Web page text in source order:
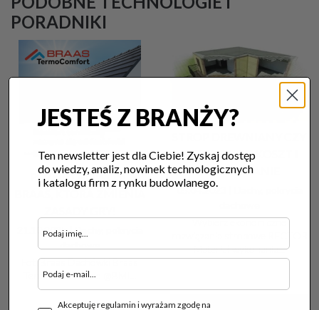
PORADNIKI
POZNAJ NOWOŚĆ
BRAAS, KTÓRA ZMIENIA
21.10.2025 |Dachy, pokrycia
Fot. Braas Dachówki Braas
TermoComfort od @BMI...
BETONOWY? KOSZT I
PORÓWNANIE
05.04.2023 |
Wybierz ekonomiczne
Materiał wykonania...
JESTEŚ Z BRANŻY?
Ten newsletter jest dla Ciebie! Zyskaj dostęp
do wiedzy, analiz, nowinek technologicznych
i katalogu firm z rynku budowlanego.
Akceptuję regulamin i wyrażam zgodę na